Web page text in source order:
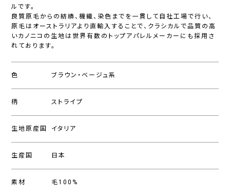
ルです。
良質原毛からの紡績、機織、染色までを一貫して自社工場で行い、
原毛はオーストラリアより直輸入することで、クラシカルで品質の高
いカノニコの生地は世界有数のトップアパレルメーカーにも採用さ
れております。
色 ブラウン・ベージュ系
柄 ストライプ
生地原産国 イタリア
生産国 日本
素材 毛100%